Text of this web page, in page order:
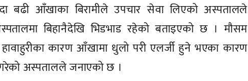
बढी आँखाका बिरामीले उपचार सेवा लिएको अस्पतालले
बिहानैदेखि भिडभाड रहेको बताइएको छ । मौसम
कारण आँखामा धुलो परी एलर्जी हुने भएका कारण
अस्पतालले जनाएको छ ।